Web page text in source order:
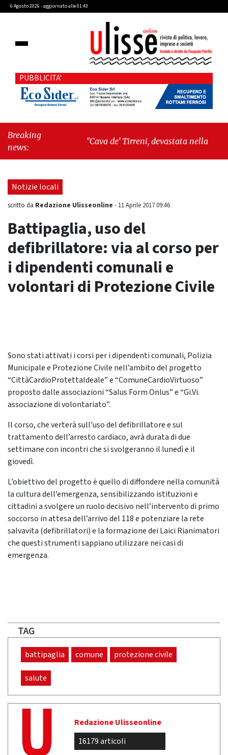
6 Agosto 2026 - aggiornato alle 01:43
PUBBLICITA'
Breaking
news:
"Cava de’ Tirreni, devastata nella notte la
Notizie locali
scritto da Redazione Ulisseonline - 11 Aprile 2017 09:46
Battipaglia, uso del
defibrillatore: via al corso per
i dipendenti comunali e
volontari di Protezione Civile
Sono stati attivati i corsi per i dipendenti comunali, Polizia
Municipale e Protezione Civile nell’ambito del progetto
“CittàCardioProtettaIdeale” e “ComuneCardioVirtuoso”
proposto dalle associazioni “Salus Form Onlus” e “Gi.Vi.
associazione di volontariato”.
Il corso, che verterà sull’uso del defibrillatore e sul
trattamento dell’arresto cardiaco, avrà durata di due
settimane con incontri che si svolgeranno il lunedì e il
giovedì.
L’obiettivo del progetto è quello di diffondere nella comunità
la cultura dell’emergenza, sensibilizzando istituzioni e
cittadini a svolgere un ruolo decisivo nell’intervento di primo
soccorso in attesa dell’arrivo del 118 e potenziare la rete
salvavita (defibrillatori) e la formazione dei Laici Rianimatori
che questi strumenti sappiano utilizzare nei casi di
emergenza.
TAG
battipaglia comune protezione civile
salute
Redazione Ulisseonline
16179 articoli